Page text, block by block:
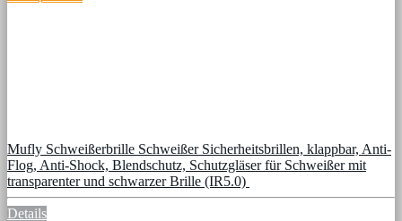
Mufly Schweißerbrille Schweißer Sicherheitsbrillen, klappbar, Anti-
Flog, Anti-Shock, Blendschutz, Schutzgläser für Schweißer mit
transparenter und schwarzer Brille (IR5.0)
Details